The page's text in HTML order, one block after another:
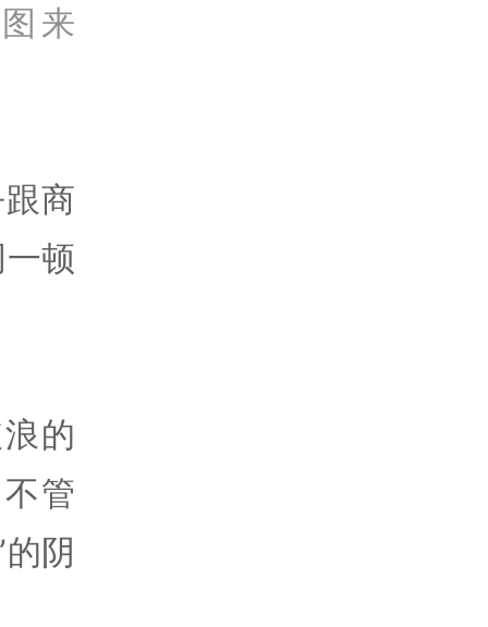
来
商
顿
的
管
阴